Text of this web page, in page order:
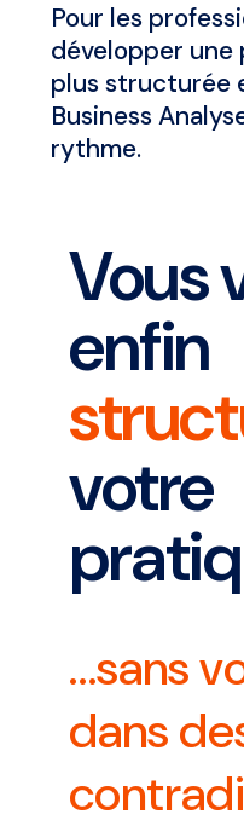
Pour les
développer une
plus structurée
Business
rythme.
Vous
enfin
votre
…sans
dans